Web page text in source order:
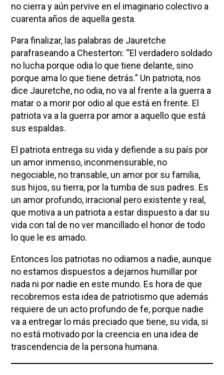
no cierra y aún pervive en el imaginario colectivo a
cuarenta años de aquella gesta.
Para finalizar, las palabras de Jauretche
parafraseando a Chesterton: “El verdadero soldado
no lucha porque odia lo que tiene delante, sino
porque ama lo que tiene detrás.” Un patriota, nos
dice Jauretche, no odia, no va al frente a la guerra a
matar o a morir por odio al que está en frente. El
patriota va a la guerra por amor a aquello que está
sus espaldas.
El patriota entrega su vida y defiende a su país por
un amor inmenso, inconmensurable, no
negociable, no transable, un amor por su familia,
sus hijos, su tierra, por la tumba de sus padres. Es
un amor profundo, irracional pero existente y real,
que motiva a un patriota a estar dispuesto a dar su
vida con tal de no ver mancillado el honor de todo
lo que le es amado.
Entonces los patriotas no odiamos a nadie, aunque
no estamos dispuestos a dejarnos humillar por
nada ni por nadie en este mundo. Es hora de que
recobremos esta idea de patriotismo que además
requiere de un acto profundo de fe, porque nadie
va a entregar lo más preciado que tiene, su vida, si
no está motivado por la creencia en una idea de
trascendencia de la persona humana.